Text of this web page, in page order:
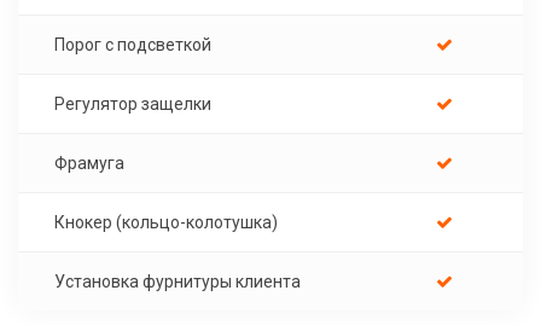
Порог с подсветкой
Регулятор защелки
Фрамуга
Кнокер (кольцо-колотушка)
Установка фурнитуры клиента